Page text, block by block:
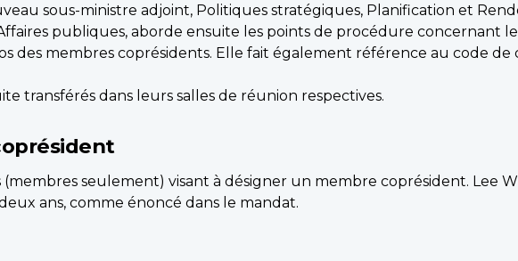
sous-ministre adjoint, Politiques stratégiques, Planification et
publiques, aborde ensuite les points de procédure concernant
des membres coprésidents. Elle fait également référence au code de
transférés dans leurs salles de réunion respectives.
seulement) visant à désigner un membre coprésident. Lee
ans, comme énoncé dans le mandat.